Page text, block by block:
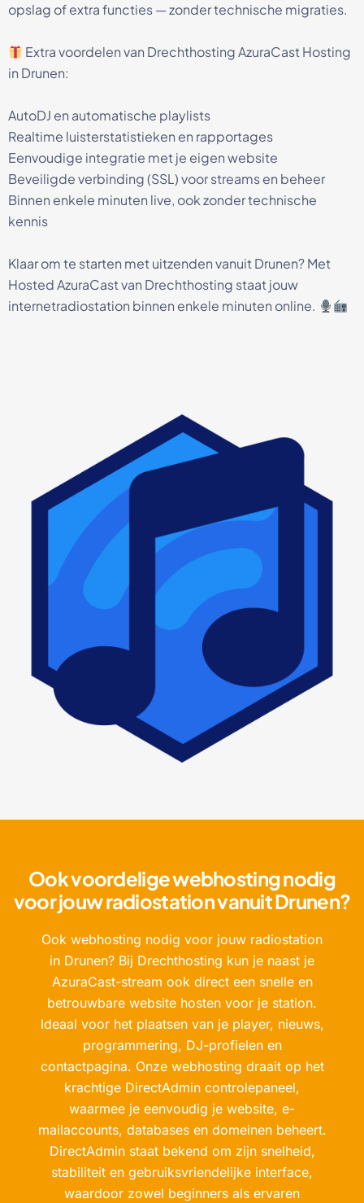
opslag of extra functies — zonder technische migraties.
Extra voordelen van Drechthosting AzuraCast Hosting
in Drunen:
AutoDJ en automatische playlists
Realtime luisterstatistieken en rapportages
Eenvoudige integratie met je eigen website
Beveiligde verbinding (SSL) voor streams en beheer
Binnen enkele minuten live, ook zonder technische
kennis
Klaar om te starten met uitzenden vanuit Drunen? Met
Hosted AzuraCast van Drechthosting staat jouw
internetradiostation binnen enkele minuten online.
Ook voordelige webhosting nodig
voor jouw radiostation vanuit Drunen?
Ook webhosting nodig voor jouw radiostation
in Drunen? Bij Drechthosting kun je naast je
AzuraCast-stream ook direct een snelle en
betrouwbare website hosten voor je station.
Ideaal voor het plaatsen van je player, nieuws,
programmering, DJ-profielen en
contactpagina. Onze webhosting draait op het
krachtige DirectAdmin controlepaneel,
waarmee je eenvoudig je website, e-
mailaccounts, databases en domeinen beheert.
DirectAdmin staat bekend om zijn snelheid,
stabiliteit en gebruiksvriendelijke interface,
waardoor zowel beginners als ervaren